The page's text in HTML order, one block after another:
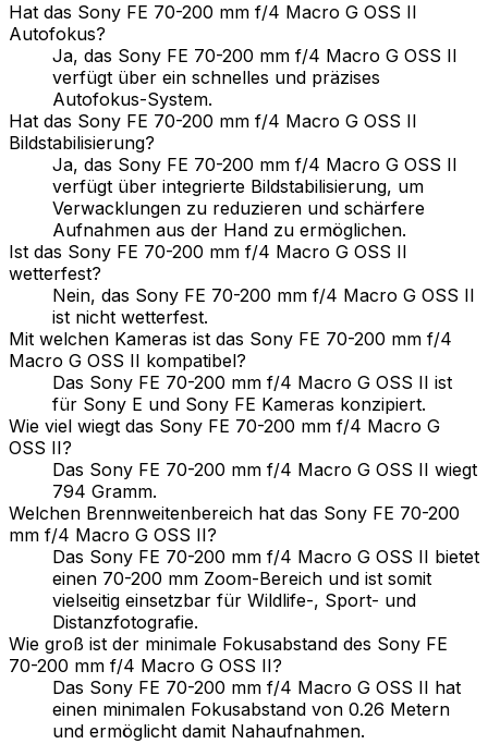
Hat das Sony FE 70-200 mm f/4 Macro G OSS II
Autofokus?
Ja, das Sony FE 70-200 mm f/4 Macro G OSS II
verfügt über ein schnelles und präzises
Autofokus-System.
Hat das Sony FE 70-200 mm f/4 Macro G OSS II
Bildstabilisierung?
Ja, das Sony FE 70-200 mm f/4 Macro G OSS II
verfügt über integrierte Bildstabilisierung, um
Verwacklungen zu reduzieren und schärfere
Aufnahmen aus der Hand zu ermöglichen.
Ist das Sony FE 70-200 mm f/4 Macro G OSS II
wetterfest?
Nein, das Sony FE 70-200 mm f/4 Macro G OSS II
ist nicht wetterfest.
Mit welchen Kameras ist das Sony FE 70-200 mm f/4
Macro G OSS II kompatibel?
Das Sony FE 70-200 mm f/4 Macro G OSS II ist
für Sony E und Sony FE Kameras konzipiert.
Wie viel wiegt das Sony FE 70-200 mm f/4 Macro G
OSS II?
Das Sony FE 70-200 mm f/4 Macro G OSS II wiegt
794 Gramm.
Welchen Brennweitenbereich hat das Sony FE 70-200
mm f/4 Macro G OSS II?
Das Sony FE 70-200 mm f/4 Macro G OSS II bietet
einen 70-200 mm Zoom-Bereich und ist somit
vielseitig einsetzbar für Wildlife-, Sport- und
Distanzfotografie.
Wie groß ist der minimale Fokusabstand des Sony FE
70-200 mm f/4 Macro G OSS II?
Das Sony FE 70-200 mm f/4 Macro G OSS II hat
einen minimalen Fokusabstand von 0.26 Metern
und ermöglicht damit Nahaufnahmen.